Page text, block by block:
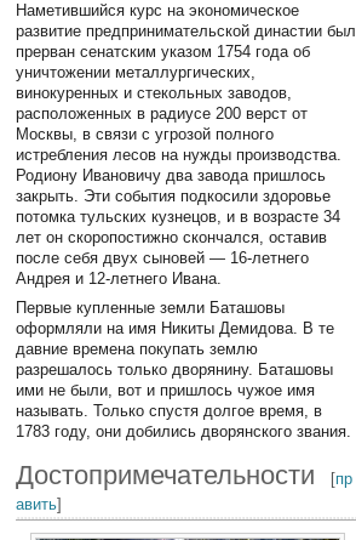
Наметившийся курс на экономическое
развитие предпринимательской династии был
прерван сенатским указом 1754 года об
уничтожении металлургических,
винокуренных и стекольных заводов,
расположенных в радиусе 200 верст от
Москвы, в связи с угрозой полного
истребления лесов на нужды производства.
Родиону Ивановичу два завода пришлось
закрыть. Эти события подкосили здоровье
потомка тульских кузнецов, и в возрасте 34
лет он скоропостижно скончался, оставив
после себя двух сыновей — 16-летнего
Андрея и 12-летнего Ивана.
Первые купленные земли Баташовы
оформляли на имя Никиты Демидова. В те
давние времена покупать землю
разрешалось только дворянину. Баташовы
ими не были, вот и пришлось чужое имя
называть. Только спустя долгое время, в
1783 году, они добились дворянского звания.
Достопримечательности [пр
авить]